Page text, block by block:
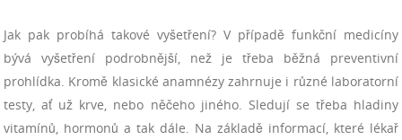
Jak pak probíhá takové vyšetření? V případě funkční medicíny
bývá vyšetření podrobnější, než je třeba běžná preventivní
prohlídka. Kromě klasické anamnézy zahrnuje i různé laboratorní
testy, ať už krve, nebo něčeho jiného. Sledují se třeba hladiny
vitamínů, hormonů a tak dále. Na základě informací, které lékař